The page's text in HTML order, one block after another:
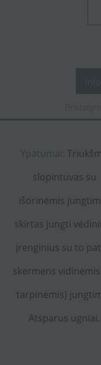
Ypatumai:
slopintuvas su
išorinėmis
skirtas jungti
įrenginius su to
skermens
tarpinėmis)
Atsparus ugniai.